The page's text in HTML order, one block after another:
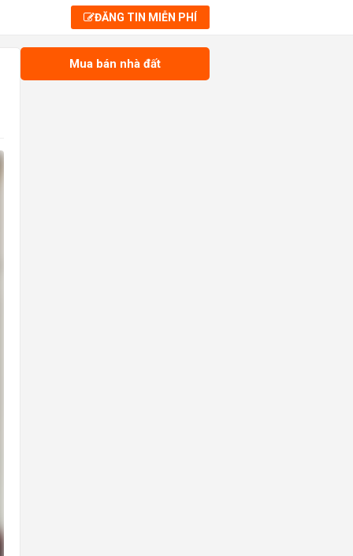
ĐĂNG TIN MIỄN PHÍ
Mua bán nhà đất